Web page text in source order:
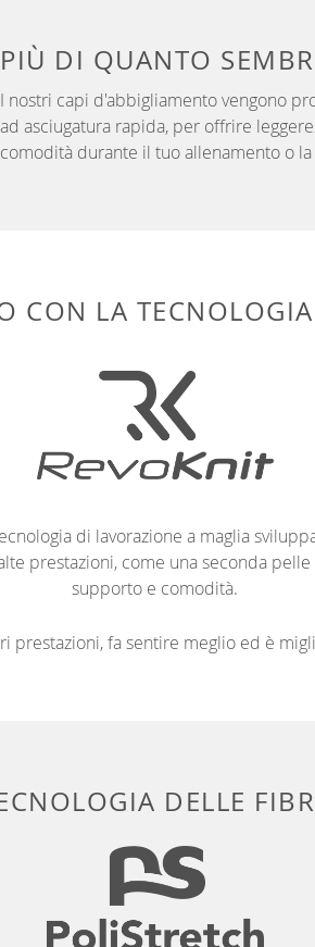
PIÙ DI QUANTO
I nostri capi d'abbigliamento vengono
ad asciugatura rapida, per offrire
comodità durante il tuo allenamento o la
CON LA TECNOLOGIA
di lavorazione a maglia
prestazioni, come una seconda
supporto e comodità.
prestazioni, fa sentire meglio ed è
DELLE